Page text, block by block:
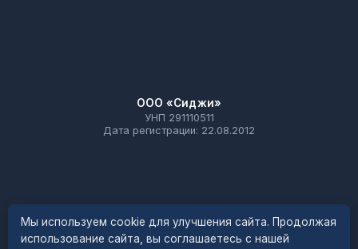
Мы используем cookie для улучшения сайта. Продолжая
использование сайта, вы соглашаетесь с нашей
ООО «Сиджи»
УНП 291110511
Дата регистрации: 22.08.2012